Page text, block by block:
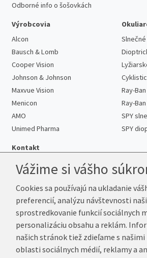
Odborné info o šošovkách
Výrobcovia
Alcon
Bausch & Lomb
Cooper Vision
Johnson & Johnson
Maxvue Vision
Menicon
AMO
Unimed Pharma
Ray-
Ray-
SPY
SPY
Kontakt
Telefón:+421 222 205 863
E-mail:info@kup-sosovky.sk
Reklamačná adresa
Andrea Votavová
Revoluční 1017
Vážime si vášho
Cookies sa používajú na ukladanie
preferencií, analýzu návštevnosti
sprostredkovanie funkcií sociálnych
personalizáciu obsahu a reklám.
našich stránok tiež zdieľame s
oblasti sociálnych médií, reklamy a